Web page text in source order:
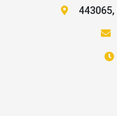
443065,